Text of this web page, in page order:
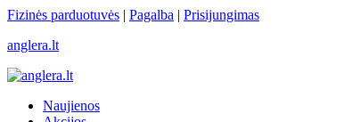
Skip
content
Fizinės parduotuvės | Pagalba | Prisijungimas
anglera.lt
Naujienos